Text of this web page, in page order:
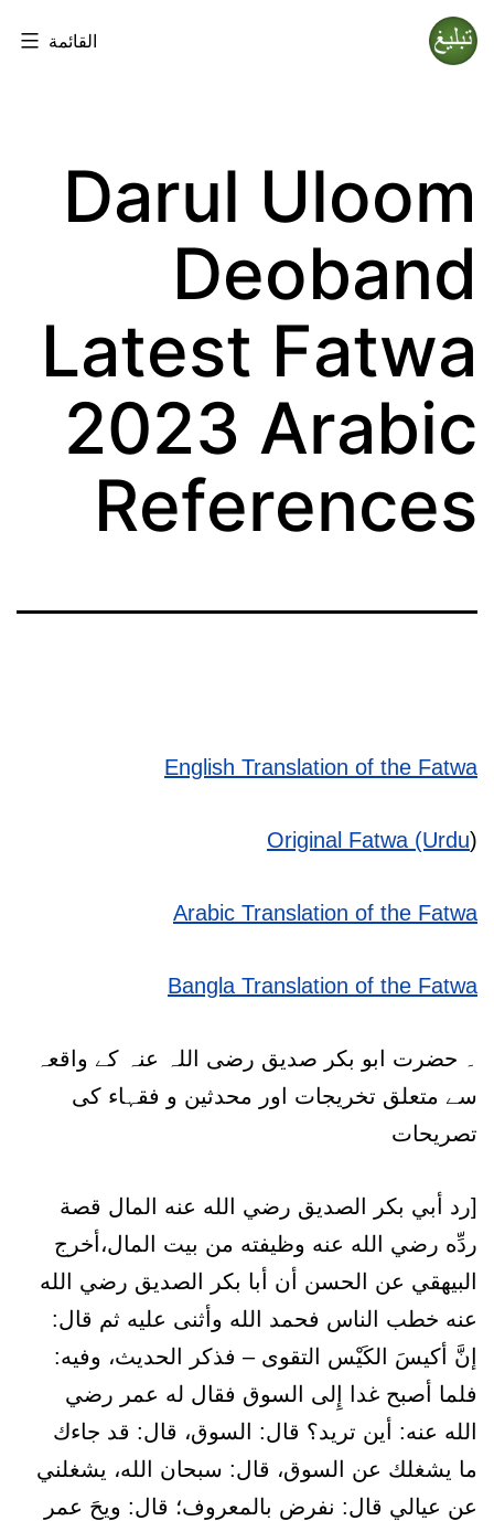
التخطي
إلى
القائمة
Darul Uloom
Deoband
Latest Fatwa
2023 Arabic
References
English Translation of the Fatwa
Original Fatwa (Urdu)
Arabic Translation of the Fatwa
Bangla Translation of the Fatwa
۔ حضرت ابو بکر صدیق رضی اللہ عنہ کے واقعہ
سے متعلق تخریجات اور محدثین و فقہاء کی
تصریحات
[رد أبي بكر الصديق رضي الله عنه المال قصة
ردِّه رضي الله عنه وظيفته من بيت المال،أخرج
البيهقي عن الحسن أن أبا بكر الصديق رضي الله
عنه خطب الناس فحمد الله وأثنى عليه ثم قال:
إنَّ أكيسَ الكَيْس التقوى – فذكر الحديث، وفيه:
فلما أصبح غدا إِلى السوق فقال له عمر رضي
الله عنه: أين تريد؟ قال: السوق، قال: قد جاءك
ما يشغلك عن السوق، قال: سبحان الله، يشغلني
عن عيالي قال: نفرض بالمعروف؛ قال: ويحَ عمر